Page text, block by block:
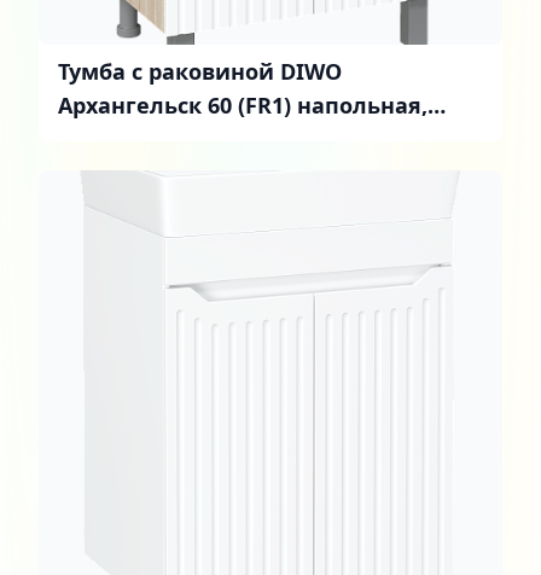
Тумба с раковиной DIWO
Архангельск 60 (FR1) напольная,